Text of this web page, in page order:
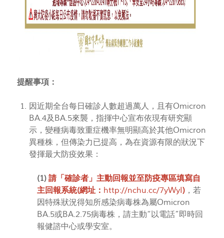
提醒事項：
因近期全台每日確診人數超過萬人，且有Omicron
BA.4及BA.5來襲，指揮中心宣布依現有研究顯
示，變種病毒致重症機率無明顯高於其他Omicron
異種株，但傳染力已提高，為在資源有限的狀況下
發揮最大防疫效果：
(1) 請「確診者」主動回報並至防疫專區填寫自
主回報系統(網址： http://nchu.cc/7yWyI) ，若
因特殊狀況得知所感染病毒株為屬Omicron
BA.5或BA.2.75病毒株，請主動“以電話”即時回
報健諮中心或學安室。